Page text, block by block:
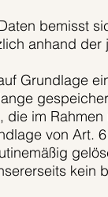
bemisst
anhand
Grundlage
im
von Art.
kein